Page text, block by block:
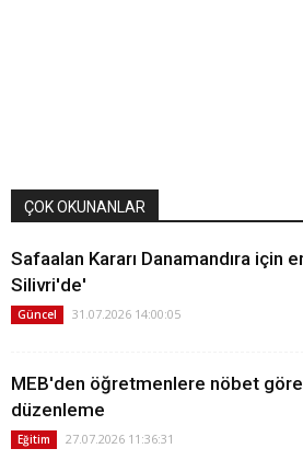
ÇOK OKUNANLAR
Safaalan Kararı Danamandıra için
Silivri'de'
Güncel 31.07.2026 14:00:05
MEB'den öğretmenlere nöbet
düzenleme
Eğitim 27.07.2026 11:36:31